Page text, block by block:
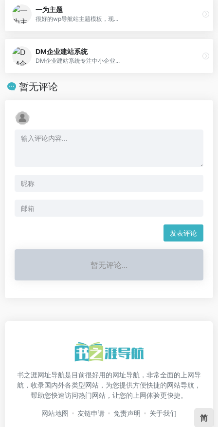
一为主题
很好的wp导航站主题模板，现...
DM企业建站系统
DM企业建站系统专注中小企业...
暂无评论
发表评论
暂无评论...
书之涯网址导航是目前很好用的网址导航，非常全面的上网导
航，收录国内外各类型网站，为您提供方便快捷的网站导航，
帮助您快速访问热门网站，让您的上网体验更快捷。
网站地图 友链申请 免责声明 关于我们 简